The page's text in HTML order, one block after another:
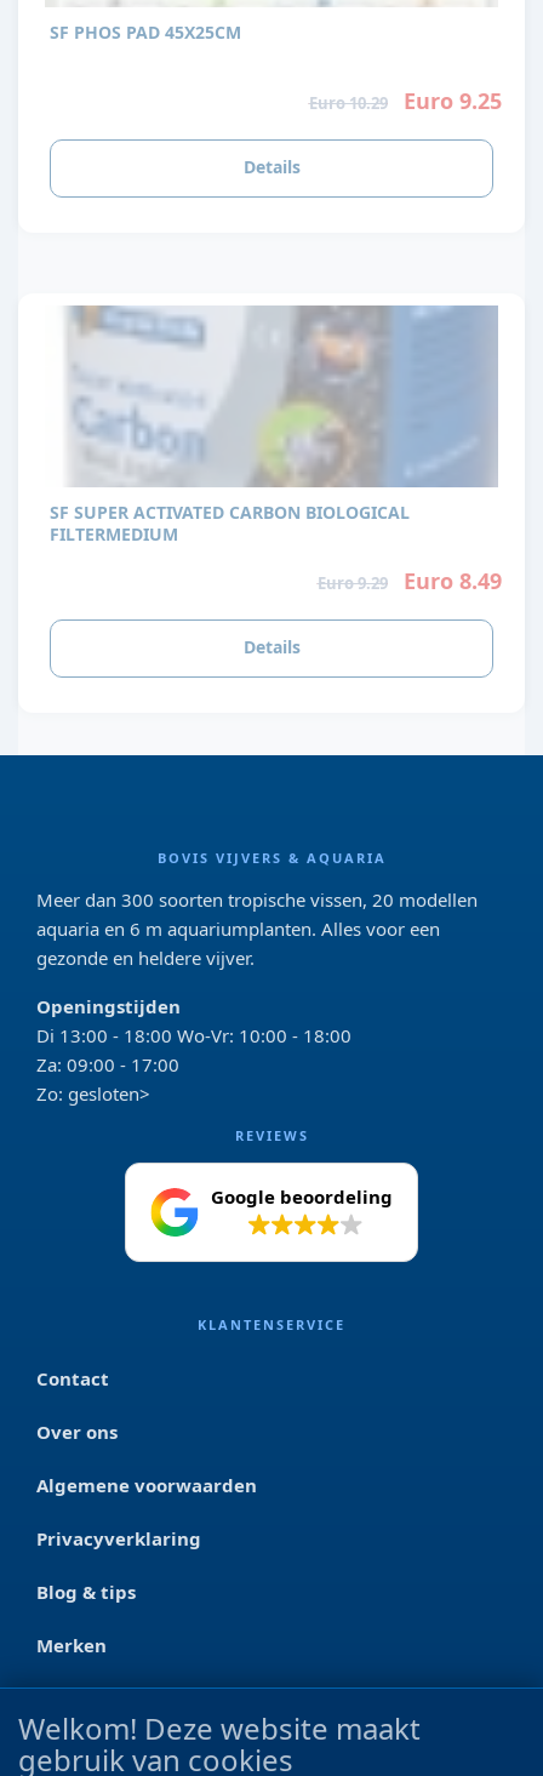
SF PHOS PAD 45X25CM
Euro 10.29 Euro 9.25
Details
SF SUPER ACTIVATED CARBON BIOLOGICAL
FILTERMEDIUM
Euro 9.29 Euro 8.49
Details
BOVIS VIJVERS & AQUARIA
Meer dan 300 soorten tropische vissen, 20 modellen
aquaria en 6 m aquariumplanten. Alles voor een
gezonde en heldere vijver.
Openingstijden
Di 13:00 - 18:00 Wo-Vr: 10:00 - 18:00
Za: 09:00 - 17:00
Zo: gesloten>
REVIEWS
Google beoordeling
KLANTENSERVICE
Contact
Over ons
Algemene voorwaarden
Privacyverklaring
Blog & tips
Merken
CONTACT
Ootmarsumseweg 125a
Welkom! Deze website maakt
gebruik van cookies